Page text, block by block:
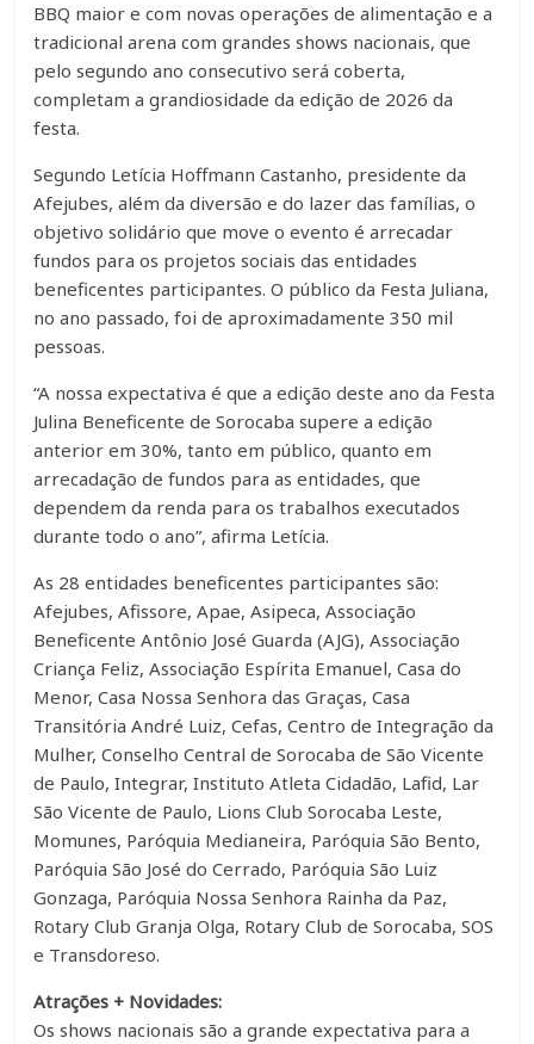
BBQ maior e com novas operações de alimentação e a
tradicional arena com grandes shows nacionais, que
pelo segundo ano consecutivo será coberta,
completam a grandiosidade da edição de 2026 da
festa.
Segundo Letícia Hoffmann Castanho, presidente da
Afejubes, além da diversão e do lazer das famílias, o
objetivo solidário que move o evento é arrecadar
fundos para os projetos sociais das entidades
beneficentes participantes. O público da Festa Juliana,
no ano passado, foi de aproximadamente 350 mil
pessoas.
“A nossa expectativa é que a edição deste ano da Festa
Julina Beneficente de Sorocaba supere a edição
anterior em 30%, tanto em público, quanto em
arrecadação de fundos para as entidades, que
dependem da renda para os trabalhos executados
durante todo o ano”, afirma Letícia.
As 28 entidades beneficentes participantes são:
Afejubes, Afissore, Apae, Asipeca, Associação
Beneficente Antônio José Guarda (AJG), Associação
Criança Feliz, Associação Espírita Emanuel, Casa do
Menor, Casa Nossa Senhora das Graças, Casa
Transitória André Luiz, Cefas, Centro de Integração da
Mulher, Conselho Central de Sorocaba de São Vicente
de Paulo, Integrar, Instituto Atleta Cidadão, Lafid, Lar
São Vicente de Paulo, Lions Club Sorocaba Leste,
Momunes, Paróquia Medianeira, Paróquia São Bento,
Paróquia São José do Cerrado, Paróquia São Luiz
Gonzaga, Paróquia Nossa Senhora Rainha da Paz,
Rotary Club Granja Olga, Rotary Club de Sorocaba, SOS
e Transdoreso.
Atrações + Novidades:
Os shows nacionais são a grande expectativa para a